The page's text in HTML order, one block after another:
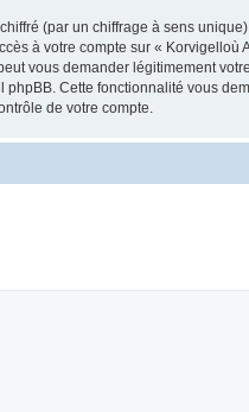
(par un chiffrage à sens
à votre compte sur «
vous demander légitimement
phpBB. Cette fonctionnalité vous
de votre compte.